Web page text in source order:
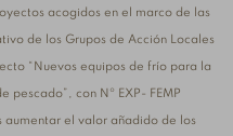
acogidos en el marco de las
de los Grupos de Acción Locales
“Nuevos equipos de frío para la
pescado”, con Nº EXP- FEMP
el valor añadido de los